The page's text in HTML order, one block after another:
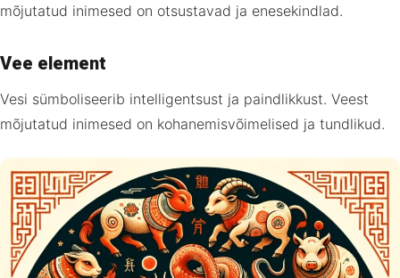
mõjutatud inimesed on otsustavad ja enesekindlad.
Vee element
Vesi sümboliseerib intelligentsust ja paindlikkust. Veest
mõjutatud inimesed on kohanemisvõimelised ja tundlikud.